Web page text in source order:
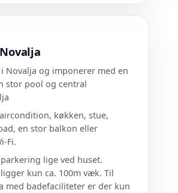
Novalja og imponerer med en
stor pool og central
køkken, stue,
en stor balkon eller
Fi.
lige ved huset.
kun ca. 100m væk. Til
med badefaciliteter er der kun